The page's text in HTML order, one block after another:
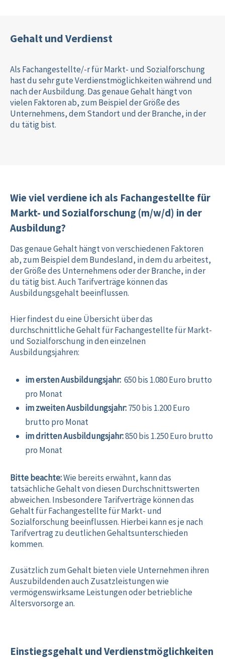
Gehalt und Verdienst
Als Fachangestellte/-r für Markt- und Sozialforschung
hast du sehr gute Verdienstmöglichkeiten während und
nach der Ausbildung. Das genaue Gehalt hängt von
vielen Faktoren ab, zum Beispiel der Größe des
Unternehmens, dem Standort und der Branche, in der
du tätig bist.
Wie viel verdiene ich als Fachangestellte für
Markt- und Sozialforschung (m/w/d) in der
Ausbildung?
Das genaue Gehalt hängt von verschiedenen Faktoren
ab, zum Beispiel dem Bundesland, in dem du arbeitest,
der Größe des Unternehmens oder der Branche, in der
du tätig bist. Auch Tarifverträge können das
Ausbildungsgehalt beeinflussen.
Hier findest du eine Übersicht über das
durchschnittliche Gehalt für Fachangestellte für Markt-
und Sozialforschung in den einzelnen
Ausbildungsjahren:
im ersten Ausbildungsjahr: 650 bis 1.080 Euro brutto
pro Monat
im zweiten Ausbildungsjahr:750 bis 1.200 Euro
brutto pro Monat
im dritten Ausbildungsjahr:850 bis 1.250 Euro brutto
pro Monat
Bitte beachte:Wie bereits erwähnt, kann das
tatsächliche Gehalt von diesen Durchschnittswerten
abweichen. Insbesondere Tarifverträge können das
Gehalt für Fachangestellte für Markt- und
Sozialforschung beeinflussen. Hierbei kann es je nach
Tarifvertrag zu deutlichen Gehaltsunterschieden
kommen.
Zusätzlich zum Gehalt bieten viele Unternehmen ihren
Auszubildenden auch Zusatzleistungen wie
vermögenswirksame Leistungen oder betriebliche
Altersvorsorge an.
Einstiegsgehalt und Verdienstmöglichkeiten